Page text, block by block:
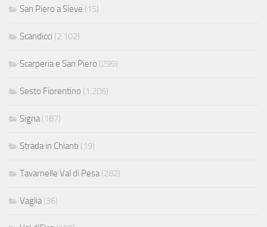
San Piero a Sieve (15)
Scandicci (2.102)
Scarperia e San Piero (299)
Sesto Fiorentino (1.206)
Signa(187)
Strada in Chianti (19)
Tavarnelle Val di Pesa(282)
Vaglia(36)